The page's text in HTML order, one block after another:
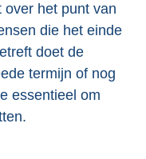
over het punt van
die het einde
doet de
termijn of nog
essentieel om